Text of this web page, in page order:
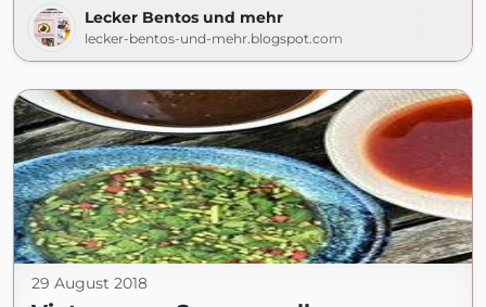
Lecker Bentos und mehr
lecker-bentos-und-mehr.blogspot.com
29 August 2018